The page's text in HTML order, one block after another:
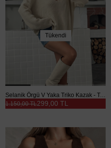
Tükendi
Selanik Örgü V Yaka Triko Kazak - Taş
299,00 TL
1.150,00 TL